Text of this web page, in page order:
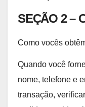
SEÇÃO 2 –
Como vocês
Quando você
nome, telefone e
transação,